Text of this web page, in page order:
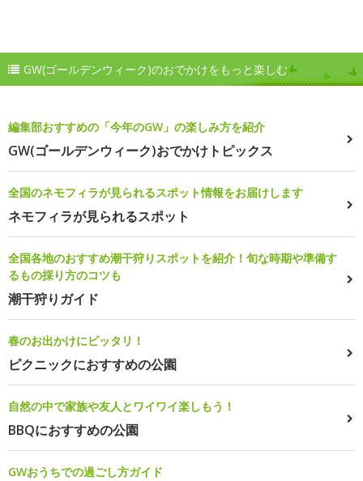
GW(ゴールデンウィーク)のおでかけをもっと楽しむ
編集部おすすめの「今年のGW」の楽しみ方を紹介
GW(ゴールデンウィーク)おでかけトピックス
全国のネモフィラが見られるスポット情報をお届けします
ネモフィラが見られるスポット
全国各地のおすすめ潮干狩りスポットを紹介！旬な時期や準備す
るもの採り方のコツも
潮干狩りガイド
春のお出かけにピッタリ！
ピクニックにおすすめの公園
自然の中で家族や友人とワイワイ楽しもう！
BBQにおすすめの公園
GWおうちでの過ごし方ガイド